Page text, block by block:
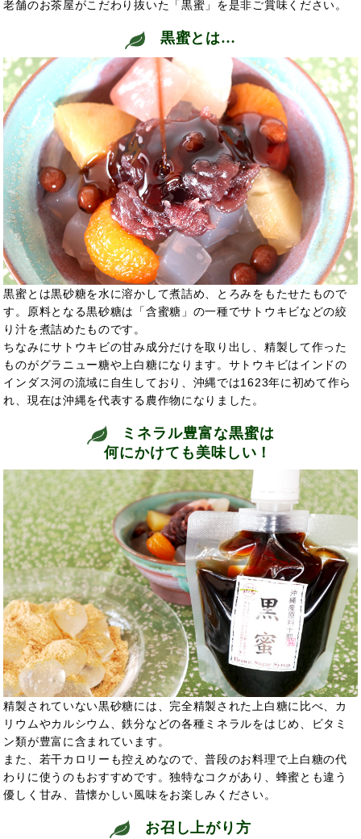
老舗のお茶屋がこだわり抜いた「黒蜜」を是非ご賞味ください。
黒蜜とは…
黒蜜とは黒砂糖を水に溶かして煮詰め、とろみをもたせたもので
す。原料となる黒砂糖は「含蜜糖」の一種でサトウキビなどの絞
り汁を煮詰めたものです。
ちなみにサトウキビの甘み成分だけを取り出し、精製して作った
ものがグラニュー糖や上白糖になります。サトウキビはインドの
インダス河の流域に自生しており、沖縄では1623年に初めて作ら
れ、現在は沖縄を代表する農作物になりました。
ミネラル豊富な黒蜜は
何にかけても美味しい！
精製されていない黒砂糖には、完全精製された上白糖に比べ、カ
リウムやカルシウム、鉄分などの各種ミネラルをはじめ、ビタミ
ン類が豊富に含まれています。
また、若干カロリーも控えめなので、普段のお料理で上白糖の代
わりに使うのもおすすめです。独特なコクがあり、蜂蜜とも違う
優しく甘み、昔懐かしい風味をお楽しみください。
お召し上がり方